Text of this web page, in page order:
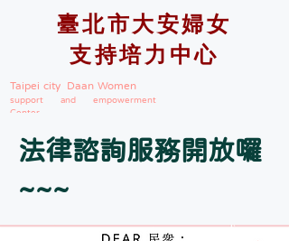
臺北市大安婦女
支持培力中心
Taipei city Daan Women
support and empowerment
Center
法律諮詢服務開放囉
~~~